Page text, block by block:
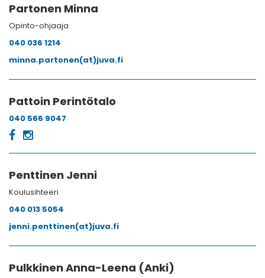
Partonen Minna
Opinto-ohjaaja
040 036 1214
minna.partonen(at)juva.fi
Pattoin Perintötalo
040 566 9047
Penttinen Jenni
Koulusihteeri
040 013 5054
jenni.penttinen(at)juva.fi
Pulkkinen Anna-Leena (Anki)